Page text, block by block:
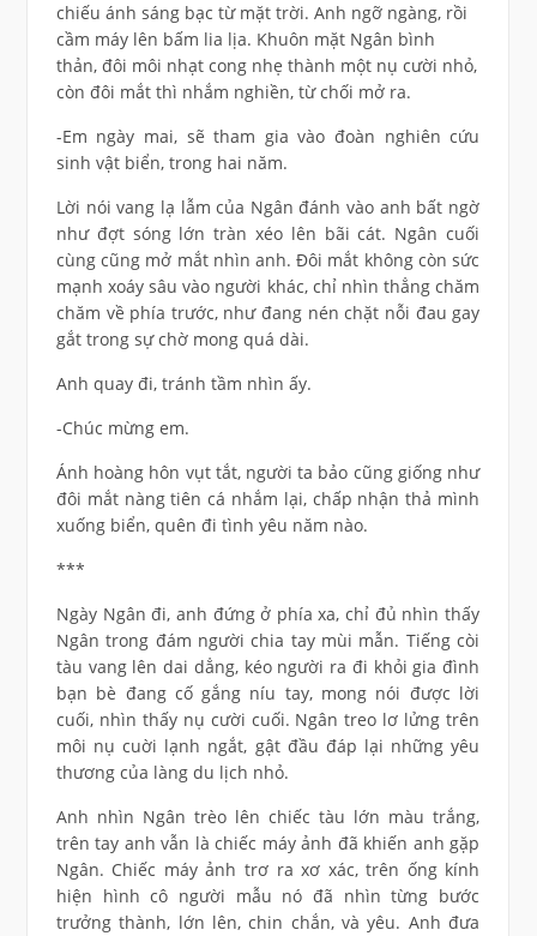
chiếu ánh sáng bạc từ mặt trời. Anh ngỡ ngàng, rồi
cầm máy lên bấm lia lịa. Khuôn mặt Ngân bình
thản, đôi môi nhạt cong nhẹ thành một nụ cười nhỏ,
còn đôi mắt thì nhắm nghiền, từ chối mở ra.
-Em ngày mai, sẽ tham gia vào đoàn nghiên cứu
sinh vật biển, trong hai năm.
Lời nói vang lạ lẫm của Ngân đánh vào anh bất ngờ
như đợt sóng lớn tràn xéo lên bãi cát. Ngân cuối
cùng cũng mở mắt nhìn anh. Đôi mắt không còn sức
mạnh xoáy sâu vào người khác, chỉ nhìn thẳng chăm
chăm về phía trước, như đang nén chặt nỗi đau gay
gắt trong sự chờ mong quá dài.
Anh quay đi, tránh tầm nhìn ấy.
-Chúc mừng em.
Ánh hoàng hôn vụt tắt, người ta bảo cũng giống như
đôi mắt nàng tiên cá nhắm lại, chấp nhận thả mình
xuống biển, quên đi tình yêu năm nào.
***
Ngày Ngân đi, anh đứng ở phía xa, chỉ đủ nhìn thấy
Ngân trong đám người chia tay mùi mẫn. Tiếng còi
tàu vang lên dai dẳng, kéo người ra đi khỏi gia đình
bạn bè đang cố gắng níu tay, mong nói được lời
cuối, nhìn thấy nụ cười cuối. Ngân treo lơ lửng trên
môi nụ cuời lạnh ngắt, gật đầu đáp lại những yêu
thương của làng du lịch nhỏ.
Anh nhìn Ngân trèo lên chiếc tàu lớn màu trắng,
trên tay anh vẫn là chiếc máy ảnh đã khiến anh gặp
Ngân. Chiếc máy ảnh trơ ra xơ xác, trên ống kính
hiện hình cô người mẫu nó đã nhìn từng bước
trưởng thành, lớn lên, chin chắn, và yêu. Anh đưa